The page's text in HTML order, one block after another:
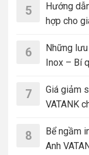
5
Hướng
hợp cho
6
Những
Inox – Bí
7
Giá giảm
VATANK
8
Bể ngầm
Anh